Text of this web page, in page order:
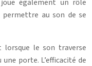
également un rôle
permettre au son de se
le son traverse
porte. L’efficacité de